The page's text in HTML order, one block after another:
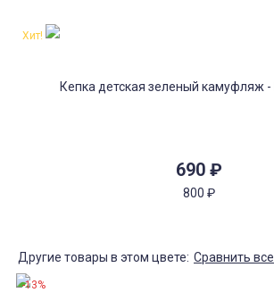
690 ₽
800 ₽
Хит!
Другие товары в этом цвете: Сравнить все
-13%